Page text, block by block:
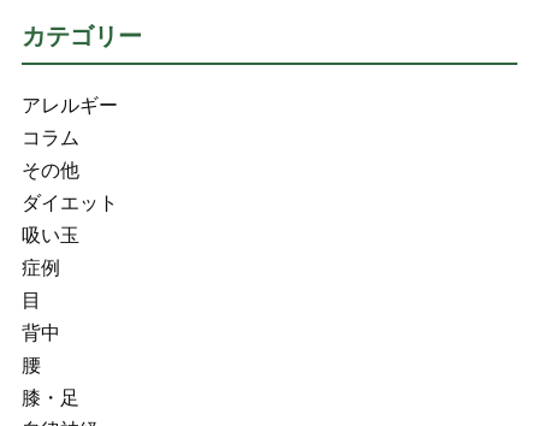
カテゴリー
アレルギー
コラム
その他
ダイエット
吸い玉
症例
目
背中
腰
膝・足